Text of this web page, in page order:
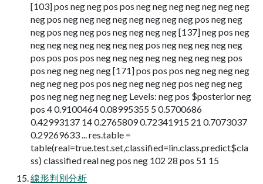
[103] pos neg neg pos pos neg neg neg neg neg neg neg
neg pos neg neg neg neg neg neg neg neg pos neg neg
neg pos neg neg pos neg neg neg neg [137] neg pos neg
neg neg neg neg neg neg neg pos neg neg neg neg neg
pos pos pos pos neg neg neg neg neg neg neg neg pos
pos neg neg neg neg [171] pos pos pos neg neg neg neg
neg neg neg pos pos neg neg neg neg pos neg neg neg
pos neg neg neg neg neg Levels: neg pos $posterior neg
pos 4 0.9100464 0.08995355 5 0.5700686
0.42993137 14 0.2765809 0.72341915 21 0.7073037
0.29269633 ... res.table =
table(real=true.test.set,classified=lin.class.predict$cla
ss) classified real neg pos neg 102 28 pos 51 15
線形判別分析